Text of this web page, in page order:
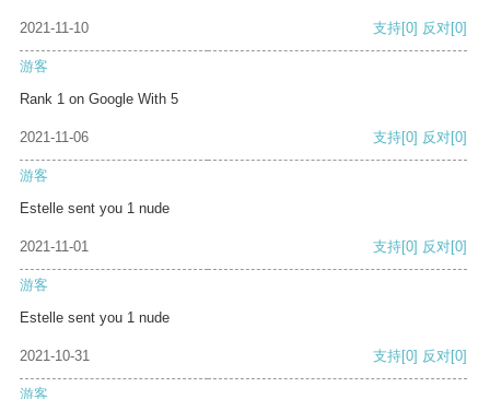
2021-11-10 支持[0] 反对[0]
游客
Rank 1 on Google With 5
2021-11-06 支持[0] 反对[0]
游客
Estelle sent you 1 nude
2021-11-01 支持[0] 反对[0]
游客
Estelle sent you 1 nude
2021-10-31 支持[0] 反对[0]
游客